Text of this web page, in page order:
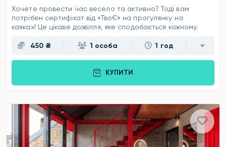
Хочете провести час весело та активно? Тоді вам
потрібен сертифікат від «ТвоЄ» на прогулянку на
каяках! Це цікаве дозвілля, яке сподобається кожному.
450 ₴ 1 особа 1 год
КУПИТИ